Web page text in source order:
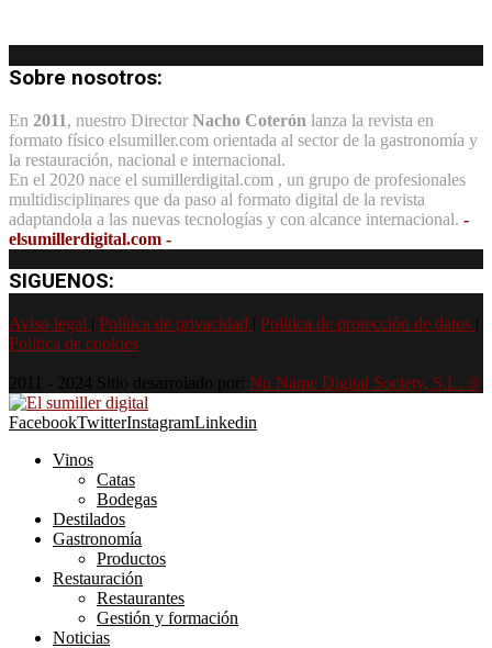
Sobre nosotros:
En 2011, nuestro Director Nacho Coterón lanza la revista en
formato físico elsumiller.com orientada al sector de la gastronomía y
la restauración, nacional e internacional.
En el 2020 nace el sumillerdigital.com , un grupo de profesionales
multidisciplinares que da paso al formato digital de la revista
adaptandola a las nuevas tecnologías y con alcance internacional. -
elsumillerdigital.com -
SIGUENOS:
Aviso legal Política de privacidad Política de protección de datos
Política de cookies
2011 - 2024 Sitio desarrolado por: No Name Digital Society, S.L. ®
FacebookTwitterInstagramLinkedin
Vinos
Catas
Bodegas
Destilados
Gastronomía
Productos
Restauración
Restaurantes
Gestión y formación
Noticias